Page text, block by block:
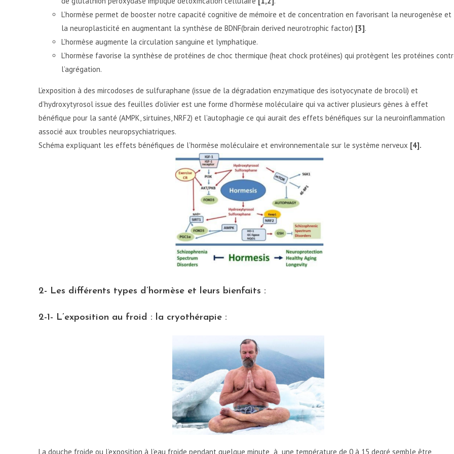
L’hormèse permet de booster notre capacité cognitive de mémoire et de concentration en favorisant la neurogenèse et
la neuroplasticité en augmentant la synthèse de BDNF(brain derived neurotrophic factor) [3].
L’hormèse augmente la circulation sanguine et lymphatique.
L’hormèse favorise la synthèse de protéines de choc thermique (heat chock protéines) qui protègent les protéines
l’agrégation.
L’exposition à des mircodoses de sulfuraphane (issue de la dégradation enzymatique des isotyocynate de brocoli) et
d’hydroxytyrosol issue des feuilles d’olivier est une forme d’hormèse moléculaire qui va activer plusieurs gènes à effet
bénéfique pour la santé (AMPK, sirtuines, NRF2) et l’autophagie ce qui aurait des effets bénéfiques sur la neuroinflammation
associé aux troubles neuropsychiatriques.
Schéma expliquant les effets bénéfiques de l’hormèse moléculaire et environnementale sur le système nerveux [4].
2- Les différents types d’hormèse et leurs bienfaits :
2-1- L’exposition au froid : la cryothérapie :
La douche froide ou l’exposition à l’eau froide pendant quelque minute à une température de 0 à 15 degré semble être